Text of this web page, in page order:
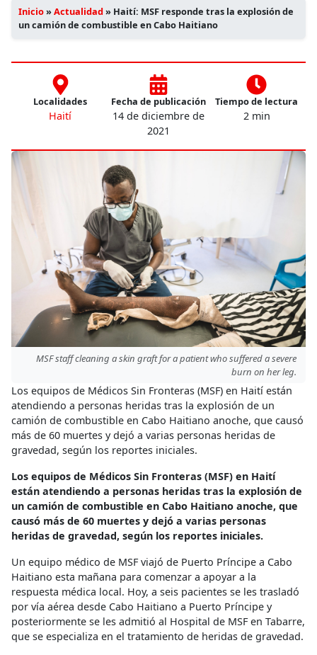
Inicio»Actualidad» Haití: MSF responde tras la explosión de
un camión de combustible en Cabo Haitiano
Localidades
Haití
Fecha de publicación
14 de diciembre de
2021
Tiempo de lectura
2 min
MSF staff cleaning a skin graft for a patient who suffered a severe
burn on her leg.
Los equipos de Médicos Sin Fronteras (MSF) en Haití están
atendiendo a personas heridas tras la explosión de un
camión de combustible en Cabo Haitiano anoche, que causó
más de 60 muertes y dejó a varias personas heridas de
gravedad, según los reportes iniciales.
Los equipos de Médicos Sin Fronteras (MSF) en Haití
están atendiendo a personas heridas tras la explosión de
un camión de combustible en Cabo Haitiano anoche, que
causó más de 60 muertes y dejó a varias personas
heridas de gravedad, según los reportes iniciales.
Un equipo médico de MSF viajó de Puerto Príncipe a Cabo
Haitiano esta mañana para comenzar a apoyar a la
respuesta médica local. Hoy, a seis pacientes se les trasladó
por vía aérea desde Cabo Haitiano a Puerto Príncipe y
posteriormente se les admitió al Hospital de MSF en Tabarre,
que se especializa en el tratamiento de heridas de gravedad.